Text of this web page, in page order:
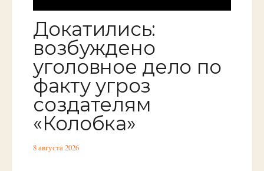
Докатились:
возбуждено
уголовное дело по
факту угроз
создателям
«Колобка»
8 августа 2026